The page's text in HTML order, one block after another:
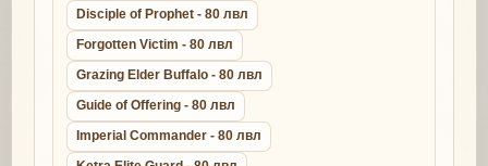
Disciple of Prophet - 80 лвл
Forgotten Victim - 80 лвл
Grazing Elder Buffalo - 80 лвл
Guide of Offering - 80 лвл
Imperial Commander - 80 лвл